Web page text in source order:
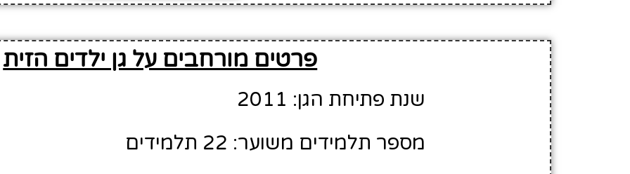
פרטים מורחבים על גן ילדים הזית
שנת פתיחת הגן: 2011
מספר תלמידים משוער: 22 תלמידים